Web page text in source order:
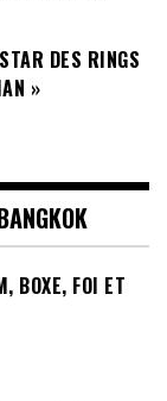
DES RINGS
»
BOXE, FOI ET